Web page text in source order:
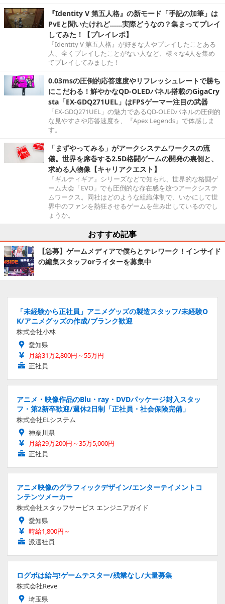
『Identity V 第五人格』の新モード「手記の加筆」は
PvEと聞いたけれど……実際どうなの？集まってプレイ
してみた！【プレイレポ】
『Identity V 第五人格』が好きな人やプレイしたことある
人、全くプレイしたことがない人など、様々な4人を集め
てプレイしてみました！
0.03msの圧倒的応答速度やリフレッシュレートで勝ち
にこだわる！鮮やかなQD-OLEDパネル搭載のGigaCry
sta「EX-GDQ271UEL」はFPSゲーマー注目の武器
「EX-GDQ271UEL」の魅力であるQD-OLEDパネルの圧倒的
な見やすさや応答速度を、『Apex Legends』で体感しま
す。
「まずやってみる」がアークシステムワークスの流
儀。世界を席巻する2.5D格闘ゲームの開発の裏側と、
求める人物像【キャリアクエスト】
『ギルティギア』シリーズなどで知られ、世界的な格闘ゲ
ーム大会「EVO」でも圧倒的な存在感を放つアークシステ
ムワークス。同社はどのような組織体制で、いかにして世
界中のファンを熱狂させるゲームを生み出しているのでし
ょうか。
おすすめ記事
【急募】ゲームメディアで僕らとテレワーク！インサイド
の編集スタッフorライターを募集中
「未経験から正社員」アニメグッズの製造スタッフ/未経験O
K/アニメグッズの作成/ブランク歓迎
株式会社小林
愛知県
月給31万2,800円～55万円
正社員
アニメ・映像作品のBlu・ray・DVDパッケージ封入スタッ
フ・第2新卒歓迎/週休2日制「正社員・社会保険完備」
株式会社ELシステム
神奈川県
月給29万200円～35万5,000円
正社員
アニメ映像のグラフィックデザイン/エンターテイメントコ
ンテンツメーカー
株式会社スタッフサービス エンジニアガイド
愛知県
時給1,800円～
派遣社員
ログボは給与!ゲームテスター/残業なし/大量募集
株式会社Reve
埼玉県